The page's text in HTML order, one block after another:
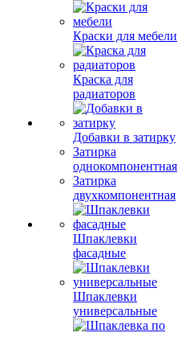
Краски для мебели
Краска для
радиаторов
Добавки в затирку
Затирка
однокомпонентная
Затирка
двухкомпонентная
Шпаклевки
фасадные
Шпаклевки
универсальные